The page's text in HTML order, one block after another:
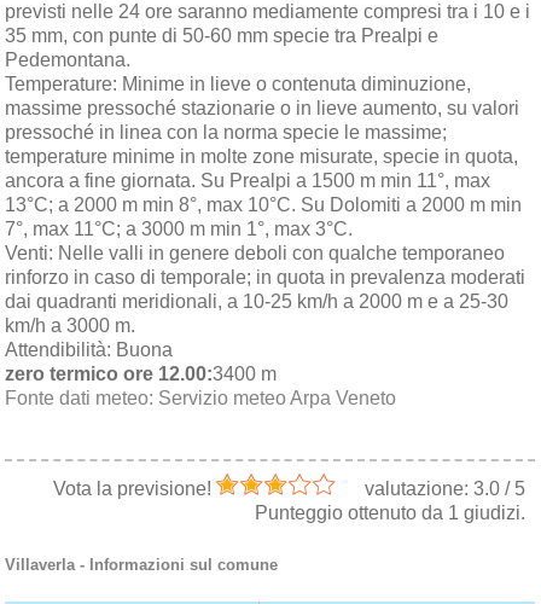
previsti nelle 24 ore saranno mediamente compresi tra i 10 e i
35 mm, con punte di 50-60 mm specie tra Prealpi e
Pedemontana.
Temperature: Minime in lieve o contenuta diminuzione,
massime pressoché stazionarie o in lieve aumento, su valori
pressoché in linea con la norma specie le massime;
temperature minime in molte zone misurate, specie in quota,
ancora a fine giornata. Su Prealpi a 1500 m min 11°, max
13°C; a 2000 m min 8°, max 10°C. Su Dolomiti a 2000 m min
7°, max 11°C; a 3000 m min 1°, max 3°C.
Venti: Nelle valli in genere deboli con qualche temporaneo
rinforzo in caso di temporale; in quota in prevalenza moderati
dai quadranti meridionali, a 10-25 km/h a 2000 m e a 25-30
km/h a 3000 m.
Attendibilità: Buona
zero termico ore 12.00:3400 m
Fonte dati meteo: Servizio meteo Arpa Veneto
Vota la previsione! valutazione: 3.0/ 5
Punteggio ottenuto da 1 giudizi.
Villaverla- Informazioni sul comune